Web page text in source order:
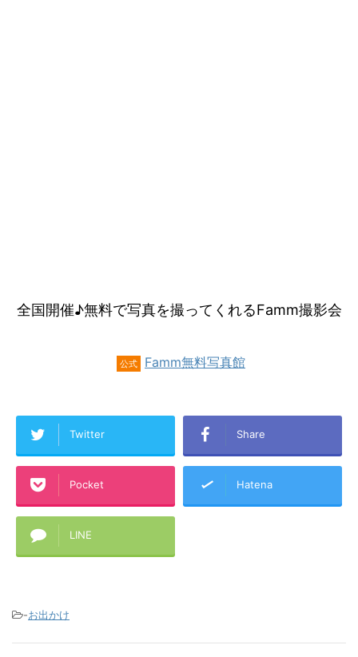
全国開催♪無料で写真を撮ってくれるFamm撮影会
公式 Famm無料写真館
Twitter Share
Pocket Hatena
LINE
-お出かけ